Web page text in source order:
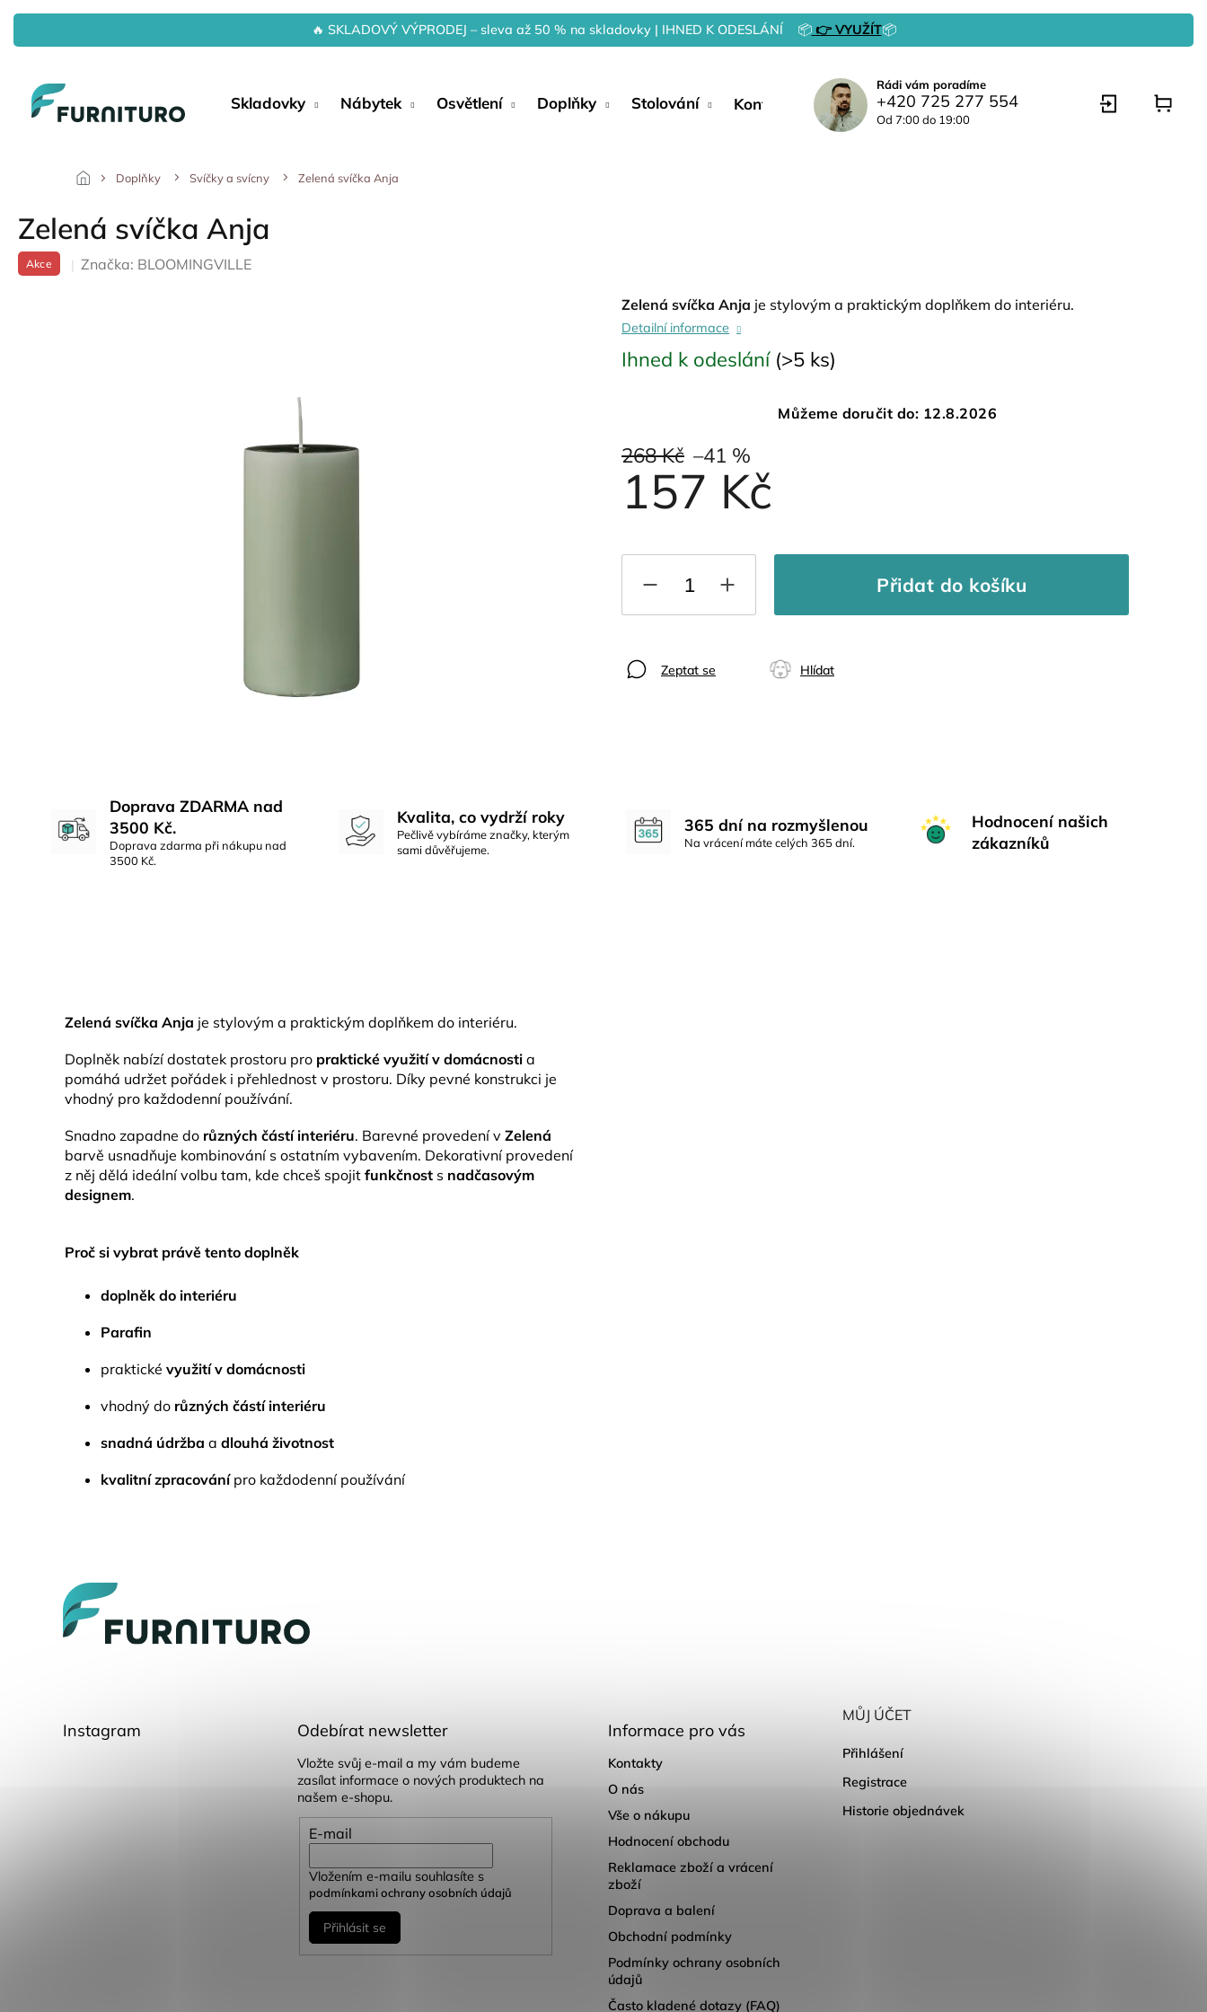
Přejít
obsah
🔥 SKLADOVÝ VÝPRODEJ – sleva až 50 % na skladovky | IHNED K ODESLÁNÍ 📦👉 VYUŽÍT📦
Skladovky Nábytek Osvětlení Doplňky Stolování Kontakty
Rádi vám poradíme
+420 725 277 554
Od 7:00 do 19:00
Doplňky Svíčky a svícny Zelená svíčka Anja
Zelená svíčka Anja
Akce Značka: BLOOMINGVILLE
268 Kč –41 %
157 Kč
Ihned k odeslání (>5 ks)
Můžeme doručit do: 12.8.2026
Přidat do košíku
Zelená svíčka Anja je stylovým a praktickým doplňkem do interiéru.
Detailní informace
Zeptat se Hlídat
Doprava ZDARMA nad
3500 Kč.
Doprava zdarma při nákupu nad
3500 Kč.
Kvalita, co vydrží roky
Pečlivě vybíráme značky, kterým
sami důvěřujeme.
365 dní na rozmyšlenou
Na vrácení máte celých 365 dní.
Hodnocení našich
zákazníků
Zelená svíčka Anja je stylovým a praktickým doplňkem do interiéru.
Doplněk nabízí dostatek prostoru pro praktické využití v domácnosti a
pomáhá udržet pořádek i přehlednost v prostoru. Díky pevné konstrukci je
vhodný pro každodenní používání.
Snadno zapadne do různých částí interiéru. Barevné provedení v Zelená
barvě usnadňuje kombinování s ostatním vybavením. Dekorativní provedení
z něj dělá ideální volbu tam, kde chceš spojit funkčnost s nadčasovým
designem.
Proč si vybrat právě tento doplněk
doplněk do interiéru
Parafin
praktické využití v domácnosti
vhodný do různých částí interiéru
snadná údržba a dlouhá životnost
kvalitní zpracovánípro každodenní používání
Instagram Odebírat newsletter
Vložte svůj e-mail a my vám budeme
zasílat informace o nových produktech na
našem e-shopu.
E-mail
Vložením e-mailu souhlasíte s
podmínkami ochrany osobních údajů
Přihlásit se
Informace pro vás
Kontakty
O nás
Vše o nákupu
Hodnocení obchodu
Reklamace zboží a vrácení
zboží
Doprava a balení
Obchodní podmínky
Podmínky ochrany osobních
údajů
Často kladené dotazy (FAQ)
MŮJ ÚČET
Přihlášení
Registrace
Historie objednávek